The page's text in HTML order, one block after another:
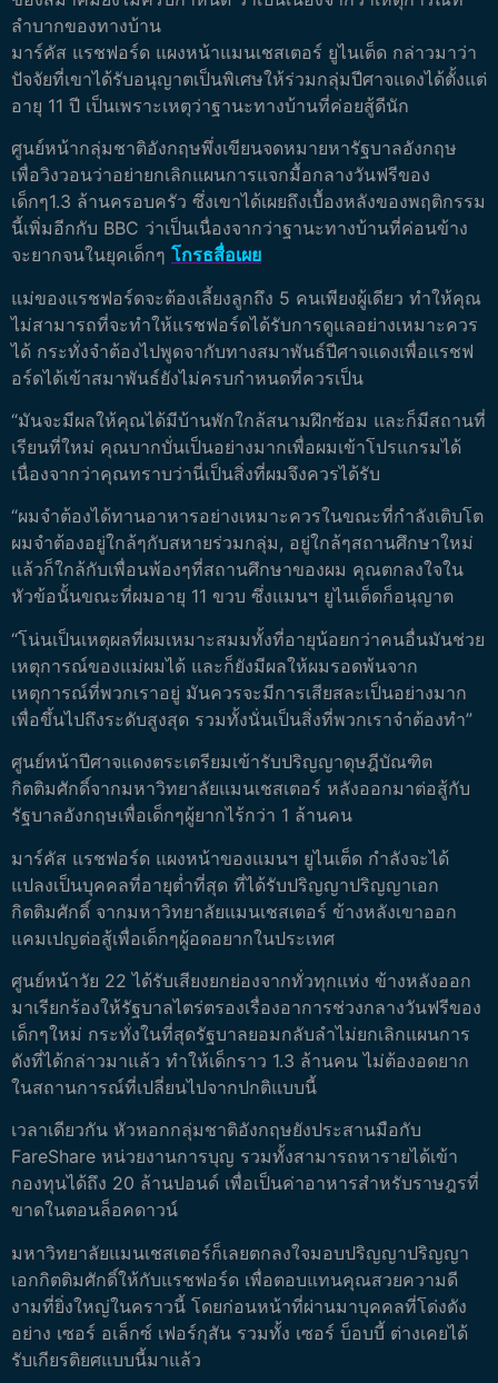
ลำบากของทางบ้าน
มาร์คัส แรชฟอร์ด แผงหน้าแมนเชสเตอร์ ยูไนเต็ด กล่าวมาว่า
ปัจจัยที่เขาได้รับอนุญาตเป็นพิเศษให้ร่วมกลุ่มปีศาจแดงได้ตั้งแต่
อายุ 11 ปี เป็นเพราะเหตุว่าฐานะทางบ้านที่ค่อยสู้ดีนัก
ศูนย์หน้ากลุ่มชาติอังกฤษพึ่งเขียนจดหมายหารัฐบาลอังกฤษ
เพื่อวิงวอนว่าอย่ายกเลิกแผนการแจกมื้อกลางวันฟรีของ
เด็กๆ1.3 ล้านครอบครัว ซึ่งเขาได้เผยถึงเบื้องหลังของพฤติกรรม
นี้เพิ่มอีกกับ BBC ว่าเป็นเนื่องจากว่าฐานะทางบ้านที่ค่อนข้าง
จะยากจนในยุคเด็กๆ โกรธสื่อเผย
แม่ของแรชฟอร์ดจะต้องเลี้ยงลูกถึง 5 คนเพียงผู้เดียว ทำให้คุณ
ไม่สามารถที่จะทำให้แรชฟอร์ดได้รับการดูแลอย่างเหมาะควร
ได้ กระทั่งจำต้องไปพูดจากับทางสมาพันธ์ปีศาจแดงเพื่อแรชฟ
อร์ดได้เข้าสมาพันธ์ยังไม่ครบกำหนดที่ควรเป็น
“มันจะมีผลให้คุณได้มีบ้านพักใกล้สนามฝึกซ้อม และก็มีสถานที่
เรียนที่ใหม่ คุณบากบั่นเป็นอย่างมากเพื่อผมเข้าโปรแกรมได้
เนื่องจากว่าคุณทราบว่านี่เป็นสิ่งที่ผมจึงควรได้รับ
“ผมจำต้องได้ทานอาหารอย่างเหมาะควรในขณะที่กำลังเติบโต
ผมจำต้องอยู่ใกล้ๆกับสหายร่วมกลุ่ม, อยู่ใกล้ๆสถานศึกษาใหม่
แล้วก็ใกล้กับเพื่อนพ้องๆที่สถานศึกษาของผม คุณตกลงใจใน
หัวข้อนั้นขณะที่ผมอายุ 11 ขวบ ซึ่งแมนฯ ยูไนเต็ดก็อนุญาต
“โน่นเป็นเหตุผลที่ผมเหมาะสมมทั้งที่อายุน้อยกว่าคนอื่นมันช่วย
เหตุการณ์ของแม่ผมได้ และก็ยังมีผลให้ผมรอดพ้นจาก
เหตุการณ์ที่พวกเราอยู่ มันควรจะมีการเสียสละเป็นอย่างมาก
เพื่อขึ้นไปถึงระดับสูงสุด รวมทั้งนั่นเป็นสิ่งที่พวกเราจำต้องทำ”
ศูนย์หน้าปีศาจแดงตระเตรียมเข้ารับปริญญาดุษฎีบัณฑิต
กิตติมศักดิ์จากมหาวิทยาลัยแมนเชสเตอร์ หลังออกมาต่อสู้กับ
รัฐบาลอังกฤษเพื่อเด็กๆผู้ยากไร้กว่า 1 ล้านคน
มาร์คัส แรชฟอร์ด แผงหน้าของแมนฯ ยูไนเต็ด กำลังจะได้
แปลงเป็นบุคคลที่อายุต่ำที่สุด ที่ได้รับปริญญาปริญญาเอก
กิตติมศักดิ์ จากมหาวิทยาลัยแมนเชสเตอร์ ข้างหลังเขาออก
แคมเปญต่อสู้เพื่อเด็กๆผู้อดอยากในประเทศ
ศูนย์หน้าวัย 22 ได้รับเสียงยกย่องจากทั่วทุกแห่ง ข้างหลังออก
มาเรียกร้องให้รัฐบาลไตร่ตรองเรื่องอาการช่วงกลางวันฟรีของ
เด็กๆใหม่ กระทั่งในที่สุดรัฐบาลยอมกลับลำไม่ยกเลิกแผนการ
ดังที่ได้กล่าวมาแล้ว ทำให้เด็กราว 1.3 ล้านคน ไม่ต้องอดยาก
ในสถานการณ์ที่เปลี่ยนไปจากปกติแบบนี้
เวลาเดียวกัน หัวหอกกลุ่มชาติอังกฤษยังประสานมือกับ
FareShare หน่วยงานการบุญ รวมทั้งสามารถหารายได้เข้า
กองทุนได้ถึง 20 ล้านปอนด์ เพื่อเป็นค่าอาหารสำหรับราษฎรที่
ขาดในตอนล็อคดาวน์
มหาวิทยาลัยแมนเชสเตอร์ก็เลยตกลงใจมอบปริญญาปริญญา
เอกกิตติมศักดิ์ให้กับแรชฟอร์ด เพื่อตอบแทนคุณสวยความดี
งามที่ยิ่งใหญ่ในคราวนี้ โดยก่อนหน้าที่ผ่านมาบุคคลที่โด่งดัง
อย่าง เซอร์ อเล็กซ์ เฟอร์กุสัน รวมทั้ง เซอร์ บ็อบบี้ ต่างเคยได้
รับเกียรติยศแบบนี้มาแล้ว